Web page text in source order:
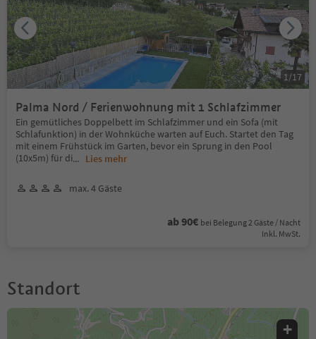
Palma Nord / Ferienwohnung mit 1 Schlafzimmer
Ein gemütliches Doppelbett im Schlafzimmer und ein Sofa (mit
Schlafunktion) in der Wohnküche warten auf Euch. Startet den Tag
mit einem Frühstück im Garten, bevor ein Sprung in den Pool
(10x5m) für di... Lies mehr
max. 4 Gäste
ab 90€ bei Belegung 2 Gäste / Nacht
Inkl. MwSt.
1 /17
Standort
+